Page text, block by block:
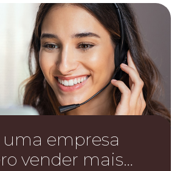
uma empresa
vender mais…